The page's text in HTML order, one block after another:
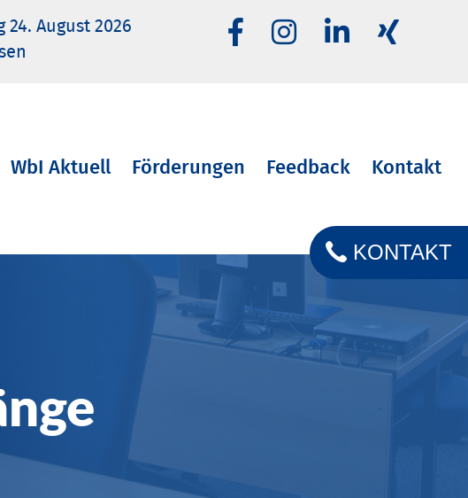
24. August 2026
WbI Aktuell Förderungen Feedback Kontakt
KONTAKT